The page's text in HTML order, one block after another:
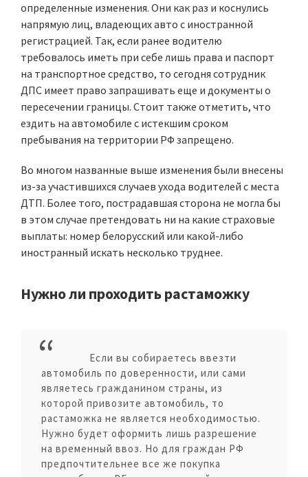
определенные изменения. Они как раз и коснулись
напрямую лиц, владеющих авто с иностранной
регистрацией. Так, если ранее водителю
требовалось иметь при себе лишь права и паспорт
на транспортное средство, то сегодня сотрудник
ДПС имеет право запрашивать еще и документы о
пересечении границы. Стоит также отметить, что
ездить на автомобиле с истекшим сроком
пребывания на территории РФ запрещено.
Во многом названные выше изменения были внесены
из-за участившихся случаев ухода водителей с места
ДТП. Более того, пострадавшая сторона не могла бы
в этом случае претендовать ни на какие страховые
выплаты: номер белорусский или какой-либо
иностранный искать несколько труднее.
Нужно ли проходить растаможку
Если вы собираетесь ввезти
автомобиль по доверенности, или сами
являетесь гражданином страны, из
которой привозите автомобиль, то
растаможка не является необходимостью.
Нужно будет оформить лишь разрешение
на временный ввоз. Но для граждан РФ
предпочтительнее все же покупка